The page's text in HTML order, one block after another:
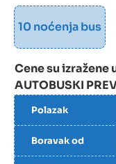
10 noćenja bus
Cene su izražene
AUTOBUSKI
Polazak
Boravak od